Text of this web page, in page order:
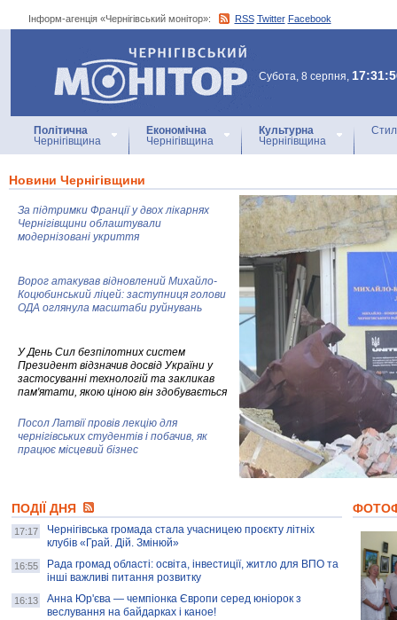
Інформ-агенція «Чернігівський монітор»: RSS Twitter Facebook
Інформ-агенція
«Чернігівський монітор»
Субота, 8 серпня,
Політична
Чернігівщина
Економічна
Чернігівщина
Культурна
Чернігівщина
Новини Чернігівщини
За підтримки Франції у двох лікарнях
Чернігівщини облаштували
модернізовані укриття
Ворог атакував відновлений Михайло-
Коцюбинський ліцей: заступниця голови
ОДА оглянула масштаби руйнувань
У День Сил безпілотних систем
Президент відзначив досвід України у
застосуванні технологій та закликав
пам'ятати, якою ціною він здобувається
Посол Латвії провів лекцію для
чернігівських студентів і побачив, як
працює місцевий бізнес
колекцію про війну, емоції та тварин
AB InBev Efes Україна підтримала
навчальний проєкт "Молодіжна бізнес-
школа", спрямований на розвиток
підприємництва у Чернігівській області
ПОДІЇ ДНЯ
17:17
Чернігівська громада стала учасницею проєкту літніх
клубів «Грай. Дій. Змінюй»
16:55
Рада громад області: освіта, інвестиції, житло для ВПО та
інші важливі питання розвитку
16:13
Анна Юр'єва — чемпіонка Європи серед юніорок з
веслування на байдарках і каное!